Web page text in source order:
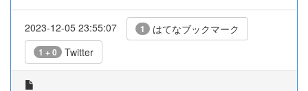
2023-12-05 23:55:07 1 はてなブックマーク
1 + 0 Twitter